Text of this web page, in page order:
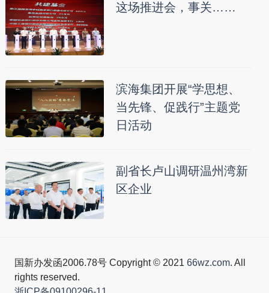
这场推进会，事关……
滨海集团开展“学思想、
当先锋、促践行”主题党
日活动
副省长卢山调研温州湾新
区企业
国新办发函2006.78号 Copyright © 2021 66wz.com. All
rights reserved.